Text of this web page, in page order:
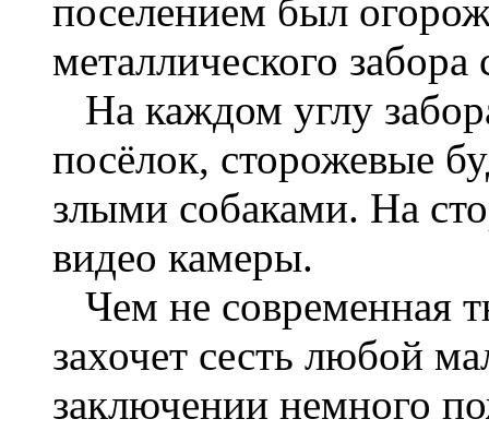
поселением был
металлического
На каждом углу
посёлок, сторожевые
злыми собаками. На
видео камеры.
Чем не современная
захочет сесть любой
заключении немного